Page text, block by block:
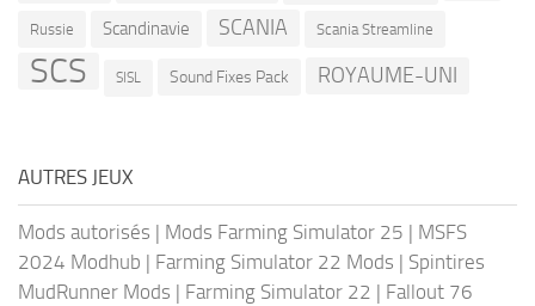
Russie Scandinavie SCANIA Scania Streamline
SCS SISL Sound Fixes Pack ROYAUME-UNI
AUTRES JEUX
Mods autorisés | Mods Farming Simulator 25 | MSFS
2024 Modhub | Farming Simulator 22 Mods | Spintires
MudRunner Mods | Farming Simulator 22 | Fallout 76